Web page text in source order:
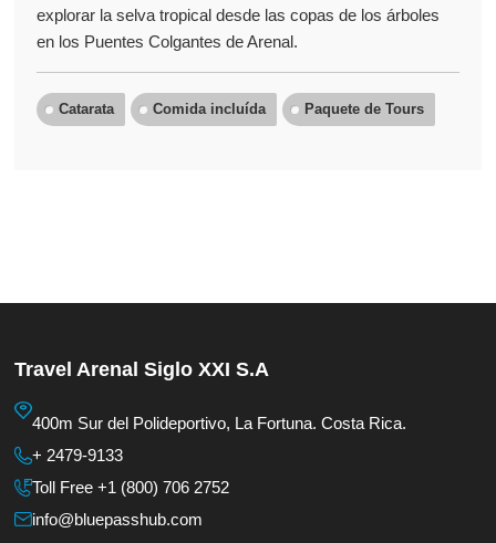
explorar la selva tropical desde las copas de los árboles
en los Puentes Colgantes de Arenal.
Catarata Comida incluída Paquete de Tours
Travel Arenal Siglo XXI S.A
400m Sur del Polideportivo, La Fortuna. Costa Rica.
+ 2479-9133
Toll Free +1 (800) 706 2752
info@bluepasshub.com